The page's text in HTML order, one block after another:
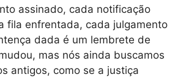
assinado, cada notificação
fila enfrentada, cada julgamento
dada é um lembrete de
mas nós ainda buscamos
antigos, como se a justiça